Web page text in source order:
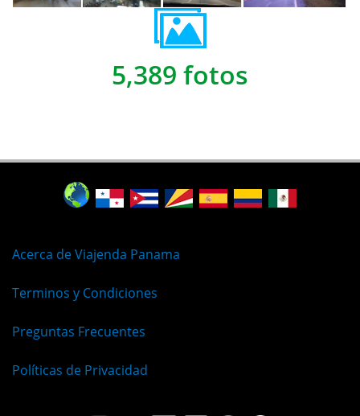
5,389 fotos
Acerca de Viajenda Panama
Terminos y Condiciones
Preguntas Frecuentes
Políticas de Privacidad